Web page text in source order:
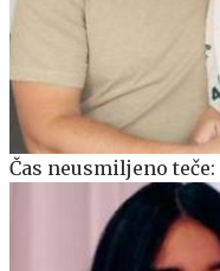
Čas neusmiljeno